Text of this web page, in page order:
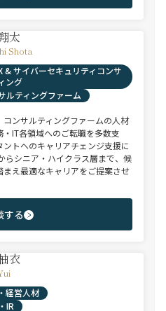
太
Shota
& サイバーセキュリティコンサ
ング
ルティングファーム
ンサルティングファームの人材
IT各領域へのご転職を多数支
トへのキャリアチェンジ支援に
らシニア・ハイクラス層まで、候
え最適なキャリアをご提案させ
する
衣
経営人材
IR